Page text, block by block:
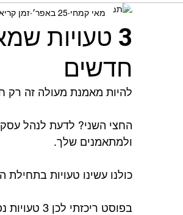
מאמני כושר חשיבה ביקורתית
3 טעויות
חדשים
מאי קמחי 25 באפר׳ זמן קריאה 2
להיות מאמנת מעולה זה רק
החצי השני? לדעת לנהל
ולמתאמנים שלך.
כולנו עשינו טעויות
בפוסט